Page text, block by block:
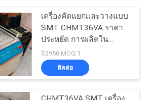
เครื่องคัดแยกและวางแบบ
SMT CHMT36VA ราคา
ประหยัด การผลิตใน
ปริมาณน้อย
$2950 MOQ:1
ติดต่อ